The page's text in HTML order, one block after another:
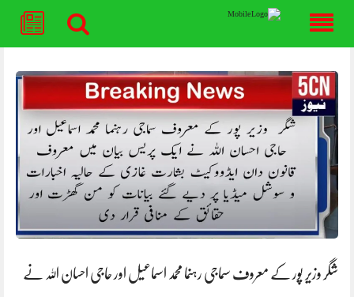
content
شگر وزیر پور کے معروف سماجی رہنما محمد اسماعیل اور حاجی احسان اللہ نے